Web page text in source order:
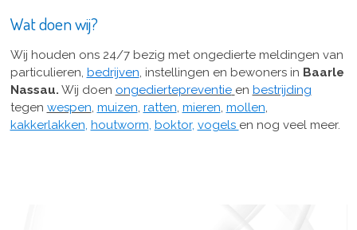
Wat doen wij?
Wij houden ons 24/7 bezig met ongedierte meldingen van
particulieren, bedrijven, instellingen en bewoners in Baarle
Nassau. Wij doen ongediertepreventie en bestrijding
tegen wespen, muizen, ratten, mieren, mollen,
kakkerlakken, houtworm, boktor, vogels en nog veel meer.